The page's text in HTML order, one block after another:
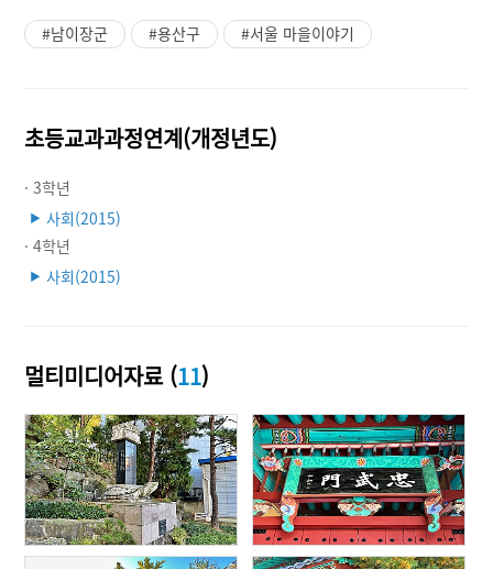
#남이장군 #용산구 #서울 마을이야기
초등교과과정연계(개정년도)
· 3학년
▶ 사회(2015)
· 4학년
▶ 사회(2015)
멀티미디어자료 (11)